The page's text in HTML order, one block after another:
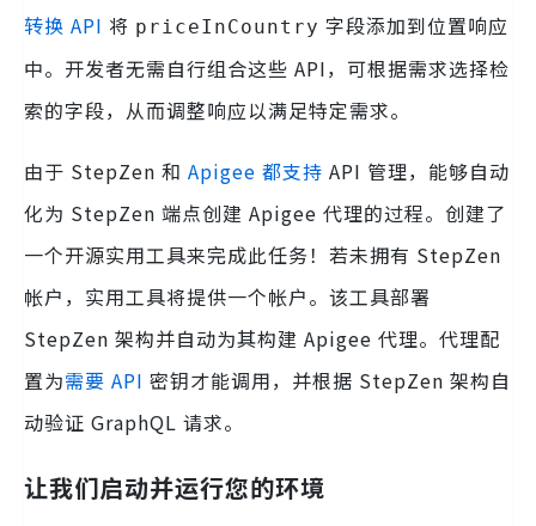
转换 API 将 priceInCountry 字段添加到位置响应
中。开发者无需自行组合这些 API，可根据需求选择检
索的字段，从而调整响应以满足特定需求。
由于 StepZen 和 Apigee 都支持 API 管理，能够自动
化为 StepZen 端点创建 Apigee 代理的过程。创建了
一个开源实用工具来完成此任务！若未拥有 StepZen
帐户，实用工具将提供一个帐户。该工具部署
StepZen 架构并自动为其构建 Apigee 代理。代理配
置为需要 API 密钥才能调用，并根据 StepZen 架构自
动验证 GraphQL 请求。
让我们启动并运行您的环境